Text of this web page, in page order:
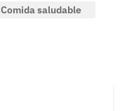
Comida saludable